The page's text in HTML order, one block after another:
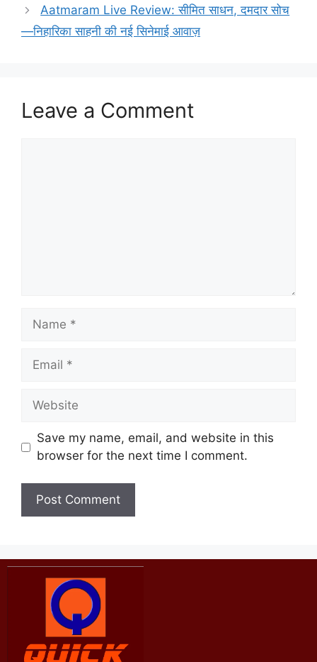
Aatmaram Live Review: सीमित साधन, दमदार सोच
—निहारिका साहनी की नई सिनेमाई आवाज़
Leave a Comment
Save my name, email, and website in this
browser for the next time I comment.